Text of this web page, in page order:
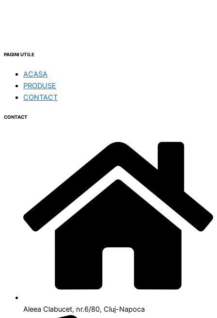
PAGINI UTILE
ACASA
PRODUSE
CONTACT
CONTACT
Aleea Clabucet, nr.6/80, Cluj-Napoca